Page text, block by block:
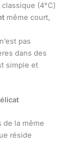
(4°C)
même court,
pas
dans des
simple et
de la même
réside